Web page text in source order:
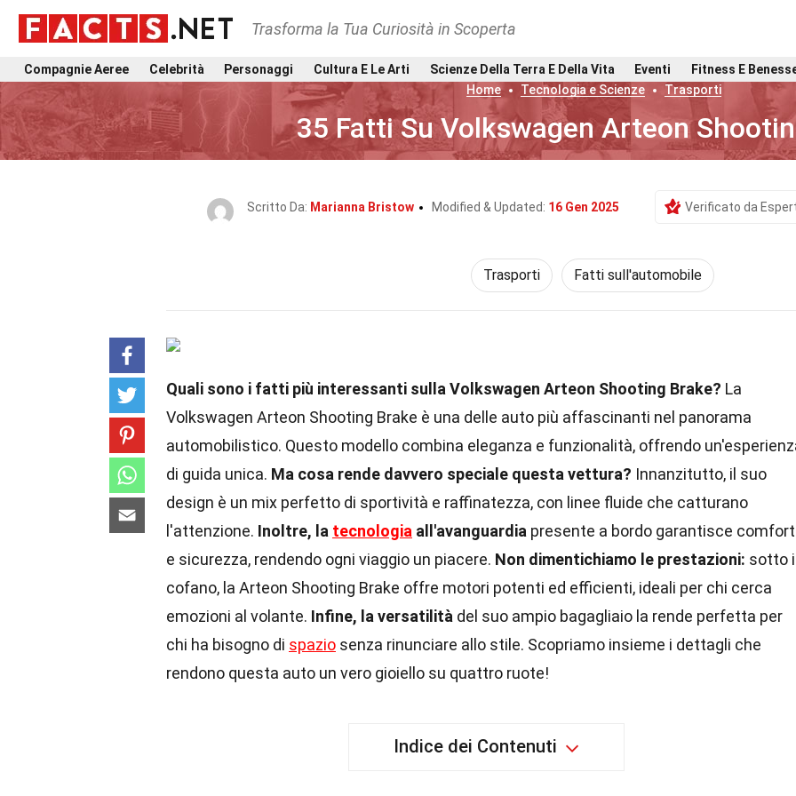
Trasforma la Tua Curiosità in Scoperta
Compagnie Aeree Celebrità Personaggi Cultura E Le Arti Scienze Della Terra E Della Vita Eventi
Fitness E
Home
Tecnologia e Scienze Trasporti
35 Fatti Su Volkswagen Arteon
Scritto Da: Marianna Bristow Modified & Updated: 16 Gen 2025 Verificato da
Trasporti Fatti sull'automobile
Quali sono i fatti più interessanti sulla Volkswagen Arteon Shooting Brake? La
Volkswagen Arteon Shooting Brake è una delle auto più affascinanti nel panorama
automobilistico. Questo modello combina eleganza e funzionalità, offrendo
di guida unica. Ma cosa rende davvero speciale questa vettura? Innanzitutto, il suo
design è un mix perfetto di sportività e raffinatezza, con linee fluide che catturano
l'attenzione. Inoltre, la tecnologia all'avanguardia presente a bordo garantisce comfort
e sicurezza, rendendo ogni viaggio un piacere. Non dimentichiamo le prestazioni: sotto
cofano, la Arteon Shooting Brake offre motori potenti ed efficienti, ideali per chi cerca
emozioni al volante. Infine, la versatilità del suo ampio bagagliaio la rende perfetta per
chi ha bisogno di spazio senza rinunciare allo stile. Scopriamo insieme i dettagli che
rendono questa auto un vero gioiello su quattro ruote!
Indice dei Contenuti